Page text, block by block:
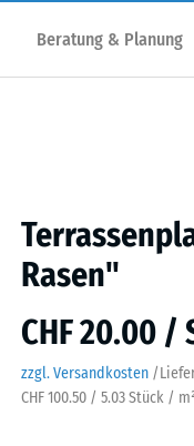
Beratung & Planung
Rasen"
CHF 20.00 /
zzgl. Versandkosten /
CHF 100.50 / 5.03 Stück /